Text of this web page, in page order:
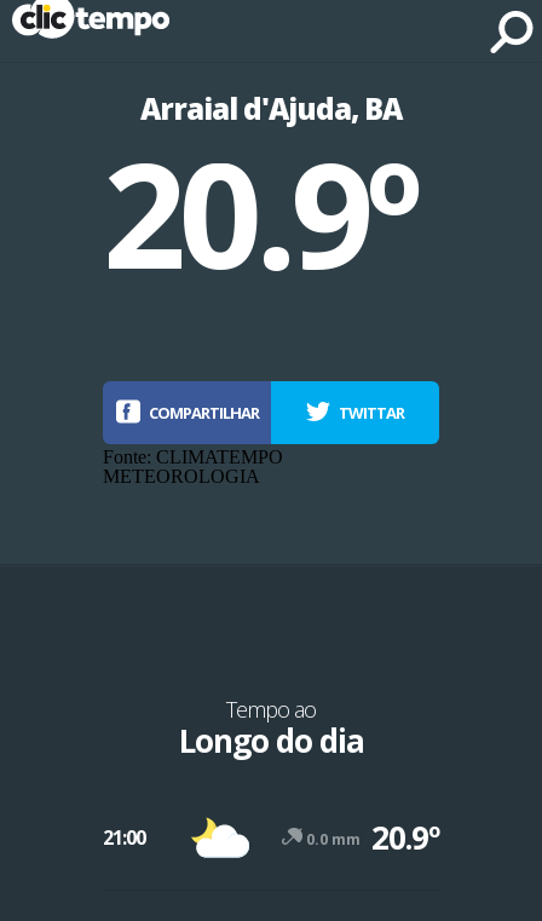
Arraial d'Ajuda, BA
Fonte: CLIMATEMPO METEOROLOGIA
20.9º
COMPARTILHAR TWITTAR
Fonte: CLIMATEMPO
METEOROLOGIA
Tempo ao
Longo do dia
21:00 0.0 mm 20.9º